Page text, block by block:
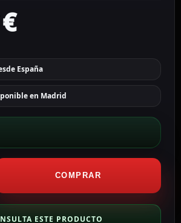
€
España
en Madrid
COMPRAR
ESTE PRODUCTO